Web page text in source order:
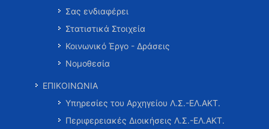
Σας ενδιαφέρει
Στατιστικά Στοιχεία
Κοινωνικό Έργο - Δράσεις
Νομοθεσία
ΕΠΙΚΟΙΝΩΝΙΑ
Υπηρεσίες του Αρχηγείου Λ.Σ.-ΕΛ.ΑΚΤ.
Περιφερειακές Διοικήσεις Λ.Σ.-ΕΛ.ΑΚΤ.